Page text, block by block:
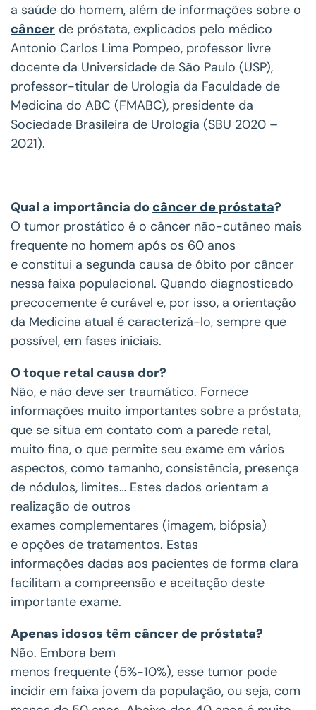
a saúde do homem, além de informações sobre o
câncer de próstata, explicados pelo médico
Antonio Carlos Lima Pompeo, professor livre
docente da Universidade de São Paulo (USP),
professor-titular de Urologia da Faculdade de
Medicina do ABC (FMABC), presidente da
Sociedade Brasileira de Urologia (SBU 2020 –
2021).
Qual a importância do câncer de próstata?
O tumor prostático é o câncer não-cutâneo mais
frequente no homem após os 60 anos
e constitui a segunda causa de óbito por câncer
nessa faixa populacional. Quando diagnosticado
precocemente é curável e, por isso, a orientação
da Medicina atual é caracterizá-lo, sempre que
possível, em fases iniciais.
O toque retal causa dor?
Não, e não deve ser traumático. Fornece
informações muito importantes sobre a próstata,
que se situa em contato com a parede retal,
muito fina, o que permite seu exame em vários
aspectos, como tamanho, consistência, presença
de nódulos, limites… Estes dados orientam a
realização de outros
exames complementares (imagem, biópsia)
e opções de tratamentos. Estas
informações dadas aos pacientes de forma clara
facilitam a compreensão e aceitação deste
importante exame.
Apenas idosos têm câncer de próstata?
Não. Embora bem
menos frequente (5%-10%), esse tumor pode
incidir em faixa jovem da população, ou seja, com